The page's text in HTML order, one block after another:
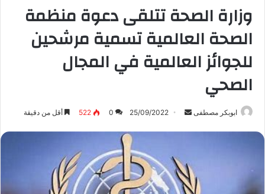
وزارة الصحة تتلقى دعوة منظمة
الصحة العالمية تسمية مرشحين
للجوائز العالمية في المجال
الصحي
ابوبكر مصطفى
ب
ر
25/09/2022
0
522 أقل من دقيقة